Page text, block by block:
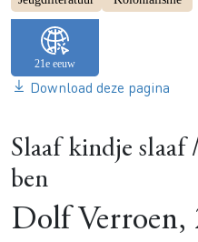
Download deze pagina
Slaaf kindje
ben
Dolf Verroen,